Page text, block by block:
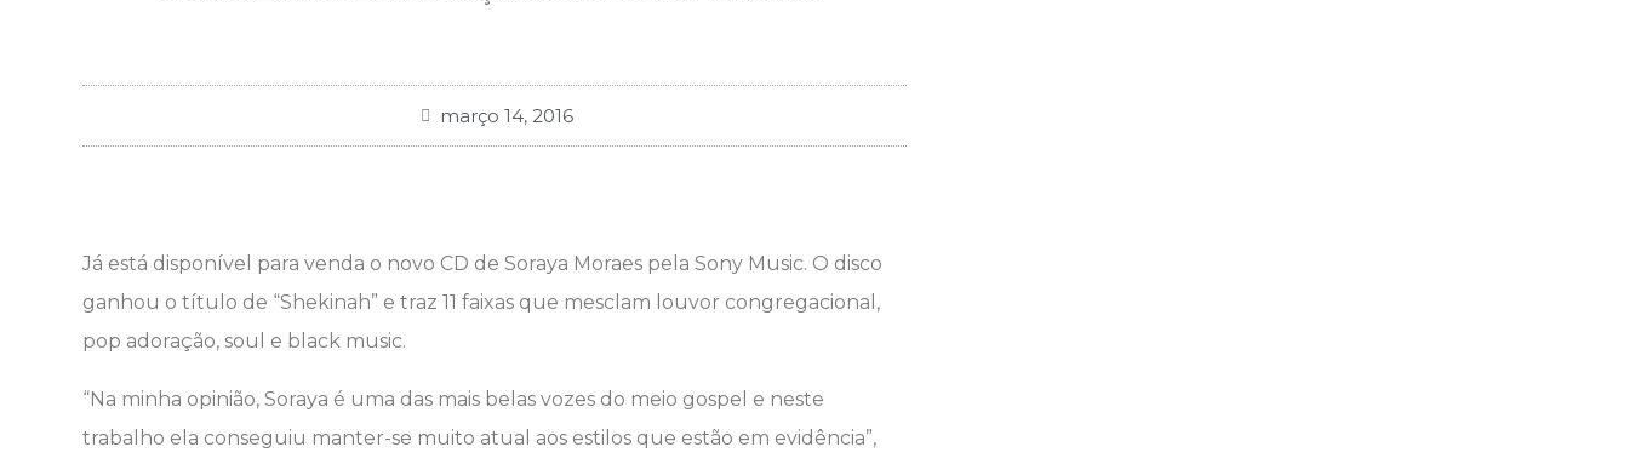
março 14, 2016
Já está disponível para venda o novo CD de Soraya Moraes pela Sony Music. O disco
ganhou o título de “Shekinah” e traz 11 faixas que mesclam louvor congregacional,
pop adoração, soul e black music.
“Na minha opinião, Soraya é uma das mais belas vozes do meio gospel e neste
trabalho ela conseguiu manter-se muito atual aos estilos que estão em evidência”,